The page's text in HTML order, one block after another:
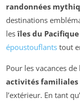
randonnées
destinations
lesîles du Pacifique
époustouflants tout
Pour les vacances
activités familiales
l’extérieur. En tant